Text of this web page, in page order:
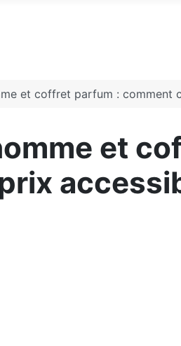
et coffret parfum : comment
et